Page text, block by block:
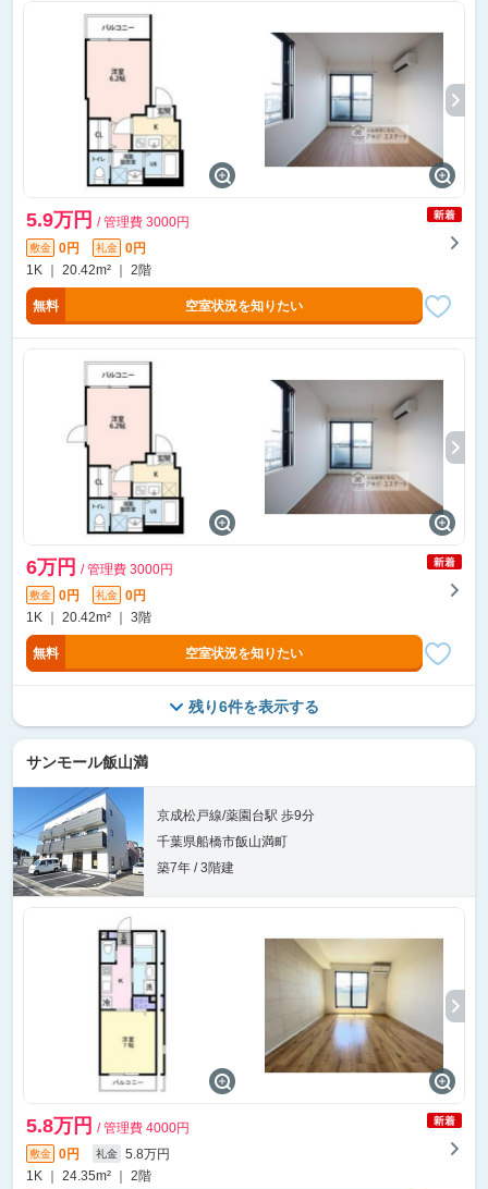
5.9万円 / 管理費 3000円
敷金 0円 礼金
0円
1K ｜ 20.42m² ｜ 2階
無料 空室状況を知りたい
6万円 / 管理費 3000円
敷金 0円 礼金
0円
1K ｜ 20.42m² ｜ 3階
無料 空室状況を知りたい
残り6件を表示する
サンモール飯山満
京成松戸線/薬園台駅 歩9分
千葉県船橋市飯山満町
築7年 / 3階建
5.8万円 / 管理費 4000円
敷金 0円 礼金
5.8万円
1K ｜ 24.35m² ｜ 2階